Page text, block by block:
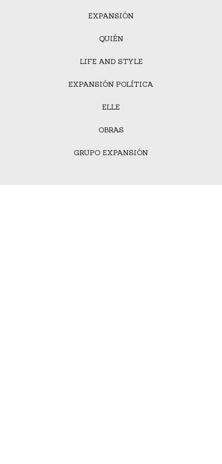
EXPANSIÓN
QUIÉN
LIFE AND STYLE
EXPANSIÓN POLÍTICA
ELLE
OBRAS
GRUPO EXPANSIÓN